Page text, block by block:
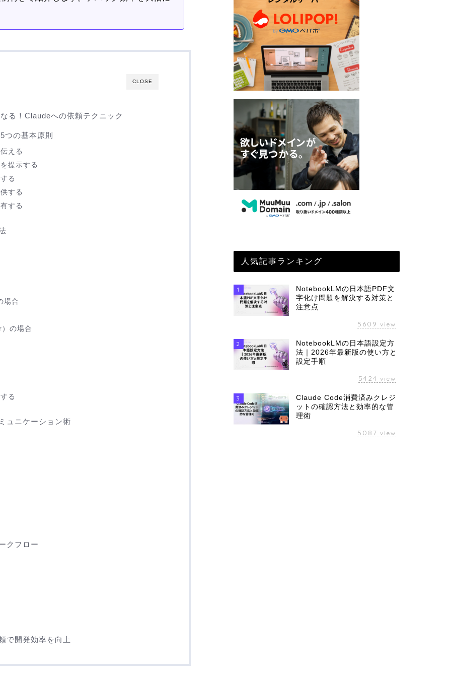
CLOSE
る！Claudeへの依頼テクニック
つの基本原則
える
提示する
る
する
する
場合
の場合
る
ュニケーション術
クフロー
で開発効率を向上
人気記事ランキング
1
NotebookLMの日本語PDF文
字化け問題を解決する対策と
注意点
5609 view
2
NotebookLMの日本語設定方
法｜2026年最新版の使い方と
設定手順
5424 view
3
Claude Code消費済みクレジ
ットの確認方法と効率的な管
理術
5087 view